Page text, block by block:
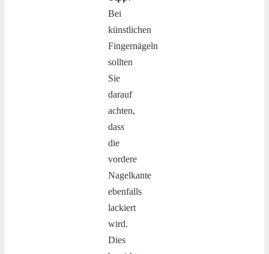
Bei
künstlichen
Fingernägeln
sollten
Sie
darauf
achten,
dass
die
vordere
Nagelkante
ebenfalls
lackiert
wird.
Dies